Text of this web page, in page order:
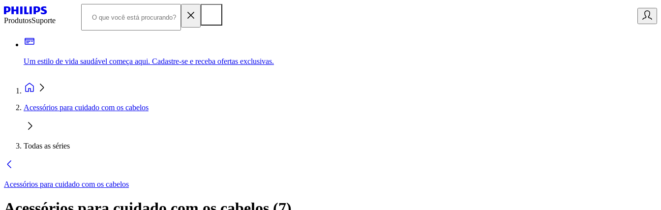
ProdutosSuporte
Um estilo de vida saudável começa aqui. Cadastre-se e receba ofertas exclusivas.
Acessórios para cuidado com os cabelos
Todas as séries
Acessórios para cuidado com os cabelos